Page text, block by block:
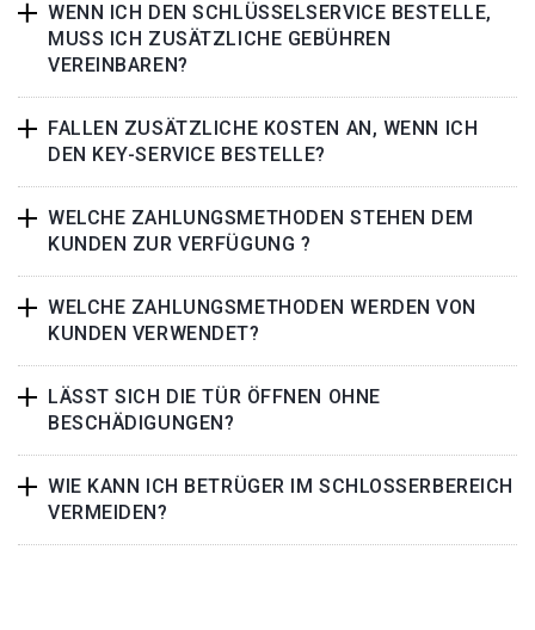
WENN ICH DEN SCHLÜSSELSERVICE BESTELLE,
MUSS ICH ZUSÄTZLICHE GEBÜHREN
VEREINBAREN?
FALLEN ZUSÄTZLICHE KOSTEN AN, WENN ICH
DEN KEY-SERVICE BESTELLE?
WELCHE ZAHLUNGSMETHODEN STEHEN DEM
KUNDEN ZUR VERFÜGUNG ?
WELCHE ZAHLUNGSMETHODEN WERDEN VON
KUNDEN VERWENDET?
LÄSST SICH DIE TÜR ÖFFNEN OHNE
BESCHÄDIGUNGEN?
WIE KANN ICH BETRÜGER IM SCHLOSSERBEREICH
VERMEIDEN?